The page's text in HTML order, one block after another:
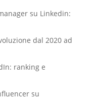
su Linkedin:
dal 2020 ad
ranking e
su